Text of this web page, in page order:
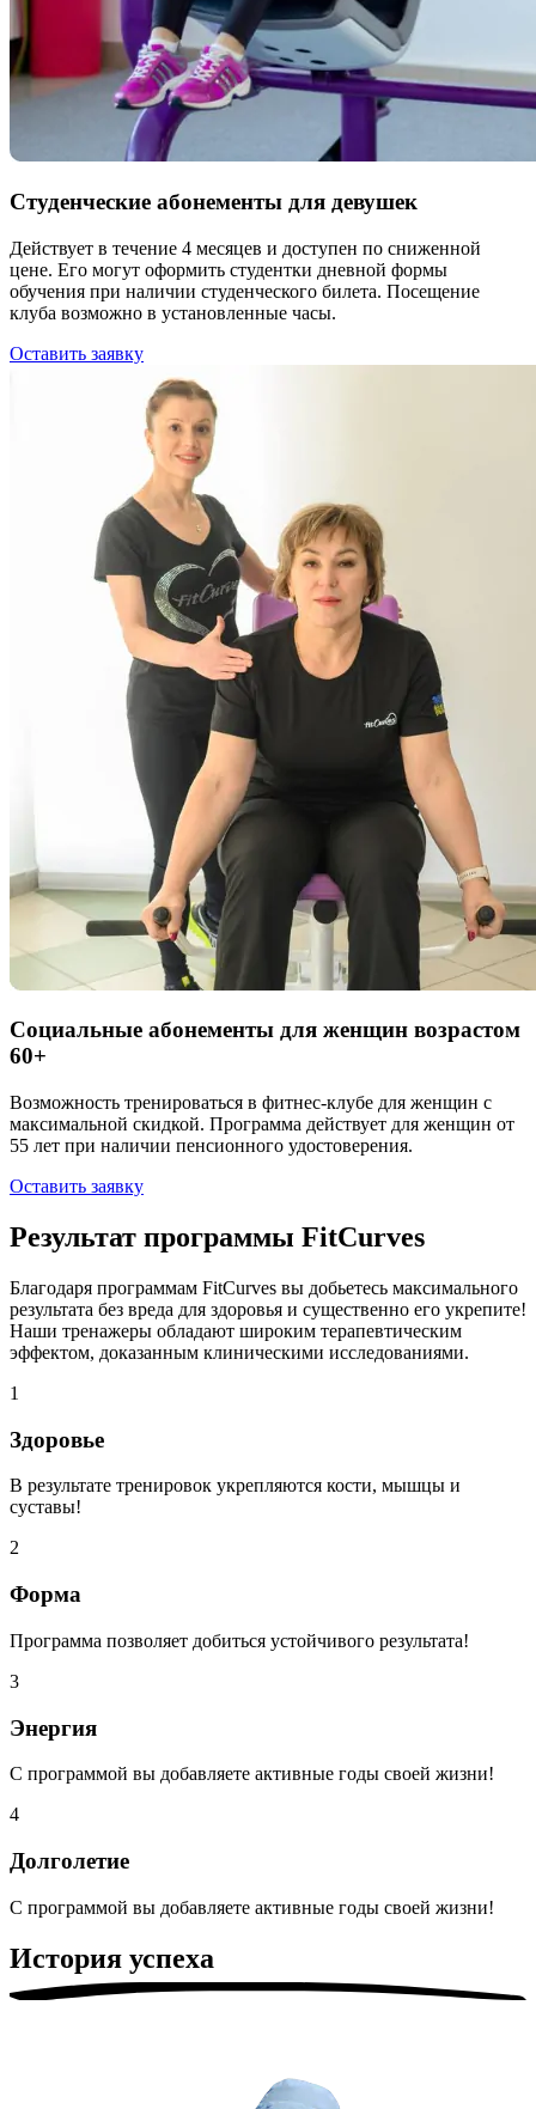
Студенческие абонементы для девушек
Действует в течение 4 месяцев и доступен по сниженной
цене. Его могут оформить студентки дневной формы
обучения при наличии студенческого билета. Посещение
клуба возможно в установленные часы.
Оставить заявку
Социальные абонементы для женщин возрастом
60+
Возможность тренироваться в фитнес-клубе для женщин с
максимальной скидкой. Программа действует для женщин от
55 лет при наличии пенсионного удостоверения.
Оставить заявку
Результат программы FitCurves
Благодаря программам FitCurves вы добьетесь максимального
результата без вреда для здоровья и существенно его укрепите!
Наши тренажеры обладают широким терапевтическим
эффектом, доказанным клиническими исследованиями.
1
Здоровье
В результате тренировок укрепляются кости, мышцы и
суставы!
2
Форма
Программа позволяет добиться устойчивого результата!
3
Энергия
С программой вы добавляете активные годы своей жизни!
4
Долголетие
С программой вы добавляете активные годы своей жизни!
История успеха